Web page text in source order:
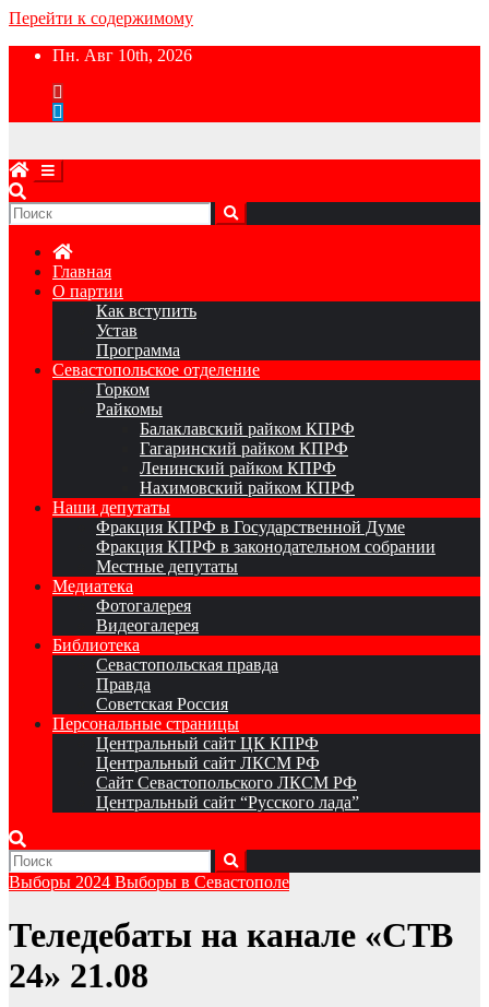
Перейти к содержимому
Пн. Авг 10th, 2026
Главная
О партии
Как вступить
Устав
Программа
Севастопольское отделение
Горком
Райкомы
Балаклавский райком КПРФ
Гагаринский райком КПРФ
Ленинский райком КПРФ
Нахимовский райком КПРФ
Наши депутаты
Фракция КПРФ в Государственной Думе
Фракция КПРФ в законодательном собрании
Местные депутаты
Медиатека
Фотогалерея
Видеогалерея
Библиотека
Севастопольская правда
Правда
Советская Россия
Персональные страницы
Центральный сайт ЦК КПРФ
Центральный сайт ЛКСМ РФ
Сайт Севастопольского ЛКСМ РФ
Центральный сайт “Русского лада”
Выборы 2024 Выборы в Севастополе
Теледебаты на канале «СТВ
24» 21.08